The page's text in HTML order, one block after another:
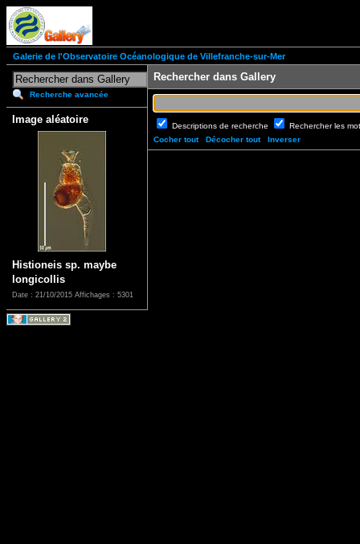
Galerie de l'Observatoire Océanologique de Villefranche-sur-Mer
Recherche avancée
Image aléatoire
Histioneis sp. maybe
longicollis
Date : 21/10/2015 Affichages : 5301
Rechercher dans Gallery
Descriptions de recherche
Rechercher les
Cocher tout
Décocher tout Inverser